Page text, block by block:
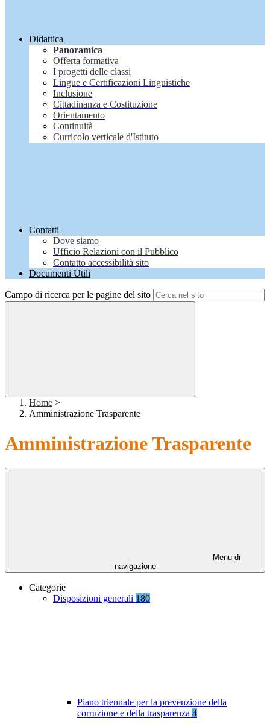
Didattica
Panoramica
Offerta formativa
I progetti delle classi
Lingue e Certificazioni Linguistiche
Inclusione
Cittadinanza e Costituzione
Orientamento
Continuità
Curricolo verticale d'Istituto
Contatti
Dove siamo
Ufficio Relazioni con il Pubblico
Contatto accessibilità sito
Documenti Utili
Campo di ricerca per le pagine del sito
Home >
Amministrazione Trasparente
Amministrazione Trasparente
Menu di
navigazione
Categorie
Disposizioni generali 180
Piano triennale per la prevenzione della
corruzione e della trasparenza 4